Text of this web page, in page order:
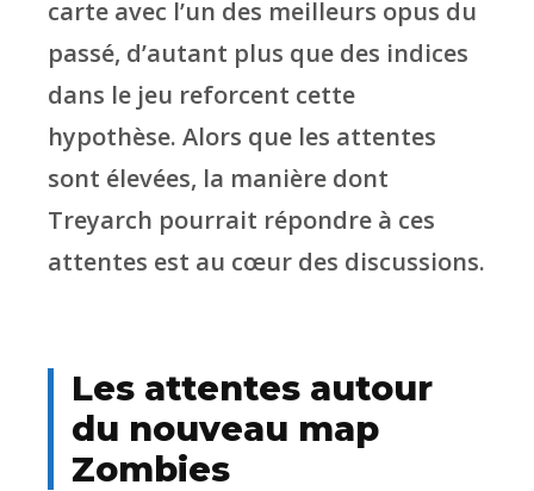
carte avec l’un des meilleurs opus du
passé, d’autant plus que des indices
dans le jeu reforcent cette
hypothèse. Alors que les attentes
sont élevées, la manière dont
Treyarch pourrait répondre à ces
attentes est au cœur des discussions.
Les attentes autour
du nouveau map
Zombies